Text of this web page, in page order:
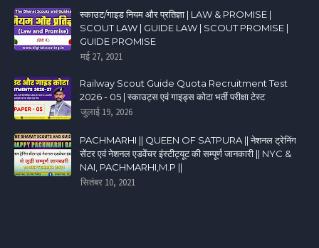
स्काउट/गाइड नियम और प्रतिज्ञा | LAW & PROMISE |
SCOUT LAW | GUIDE LAW | SCOUT PROMISE |
GUIDE PROMISE
मई 27, 2021
Railway Scout Guide Quota Recruitment Test
2026 - 05 | स्काउट्स एवं गाइड्स कोटा भर्ती परीक्षा टेस्ट
जुलाई 19, 2026
PACHMARHI || QUEEN OF SATPURA || नेशनल ट्रेनिंग
सेंटर एवं नेशनल एडवेंचर इंस्टीट्यूट की सम्पूर्ण जानकारी || NYC &
NAI, PACHMARHI,M.P ||
सितंबर 10, 2021